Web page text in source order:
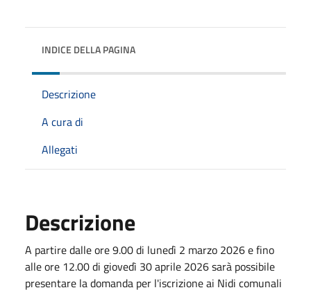
INDICE DELLA PAGINA
Descrizione
A cura di
Allegati
Descrizione
A partire dalle ore 9.00 di lunedì 2 marzo 2026 e fino
alle ore 12.00 di giovedì 30 aprile 2026 sarà possibile
presentare la domanda per l'iscrizione ai Nidi comunali